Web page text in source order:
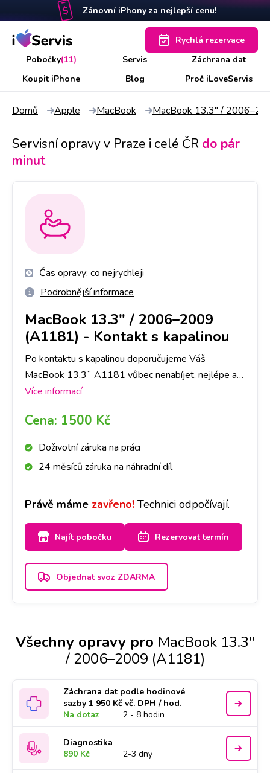
Zánovní iPhony za nejlepší cenu!
Pobočky(11) Servis
Záchrana dat
Koupit iPhone
Blog Proč iLoveServis
Rychlá rezervace
Domů Apple MacBook MacBook 13.3" /
Servisní opravy v Praze i celé ČR do pár
minut
Čas opravy: co nejrychleji
Podrobnější informace
MacBook 13.3" / 2006–2009
(A1181) - Kontakt s kapalinou
Po kontaktu s kapalinou doporučujeme Váš
MacBook 13.3¨ A1181 vůbec nenabíjet, nejlépe ani
nezapínat, a zastavit se na kterékoliv naší pobočce
průšvih, kde záleží do jaké míry kapalina přístroj
poškodila. V některých případech pro funkčnost stačí
samotná deoxidace. V některých případech je třeba
následná oprava. Primárně provedeme deoxidaci
kontaktovat, zda se deoxidace plně povedla, popř.
co je třeba opravit a za jakou cenu. O všem Vás
budeme informovat. Jelikož se jedná o náročnější
proces, doba trvání je 2-3 dny.
Více informací
Cena: 1500 Kč
Doživotní záruka na práci
24 měsíců záruka na náhradní díl
Právě máme zavřeno! Technici odpočívají.
Najít pobočku Rezervovat termín
Objednat svoz ZDARMA
Všechny opravy pro MacBook 13.3"
/ 2006–2009 (A1181)
Záchrana dat podle hodinové
sazby 1 950 Kč vč. DPH / hod.
Na dotaz
2 - 8 hodin
Diagnostika
890 Kč
2-3 dny